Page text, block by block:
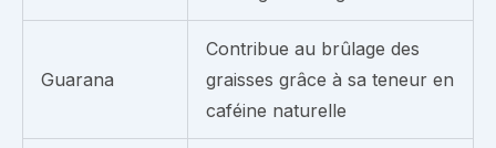
Guarana
Contribue au brûlage des
graisses grâce à sa teneur en
caféine naturelle